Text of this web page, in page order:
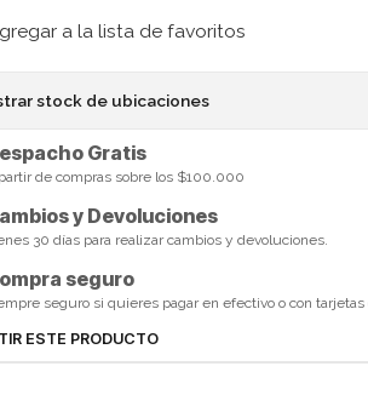
a la lista de favoritos
stock de ubicaciones
Gratis
de compras sobre los $100.000
y Devoluciones
30 días para realizar cambios y devoluciones.
seguro
seguro si quieres pagar en efectivo o con tarjetas
ESTE PRODUCTO